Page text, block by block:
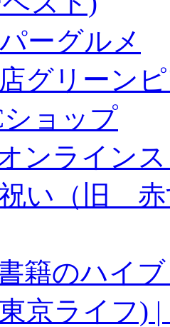
ーグルメ
グリーン
ョップ
ンライン
い（旧 赤
籍のハイ
京ライフ)